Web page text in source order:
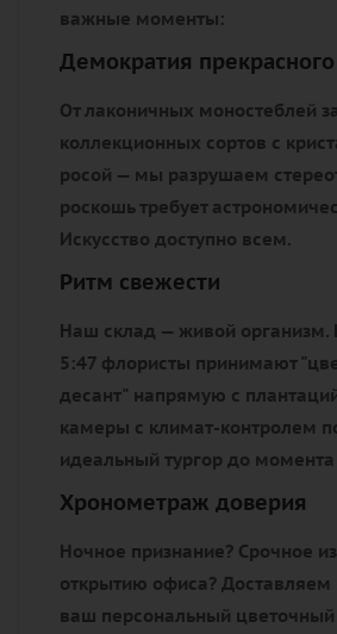
важные моменты:
Демократия прекрасного
От лаконичных моностеблей
коллекционных сортов с
росой — мы разрушаем
роскошь требует
Искусство доступно всем.
Ритм свежести
Наш склад — живой организм.
5:47 флористы принимают
десант" напрямую с
камеры с климат-контролем
идеальный тургор до момента
Хронометраж доверия
Ночное признание? Срочное
открытию офиса? Доставляем
ваш персональный